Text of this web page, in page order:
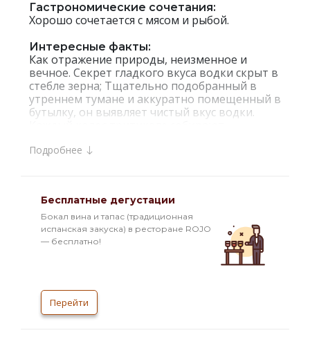
Гастрономические сочетания:
Хорошо сочетается с мясом и рыбой.
Интересные факты:
Как отражение природы, неизменное и
вечное. Секрет гладкого вкуса водки скрыт в
стебле зерна; Тщательно подобранный в
утреннем тумане и аккуратно помещенный в
бутылку, он выявляет чистый вкус водки.
бутылку вручную. На создание пробки ушло
задерживает микрочастицы, размер
которых в 10 раз меньше макового
зернышка.
Подробнее
Бесплатные дегустации
Бокал вина и тапас (традиционная
испанская закуска) в ресторане ROJO
— бесплатно!
Перейти